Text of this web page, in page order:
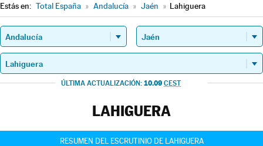
Estás en: Total España » Andalucía » Jaén » Lahiguera
ÚLTIMA ACTUALIZACIÓN: 10.09 CEST
LAHIGUERA
RESUMEN DEL ESCRUTINIO DE LAHIGUERA